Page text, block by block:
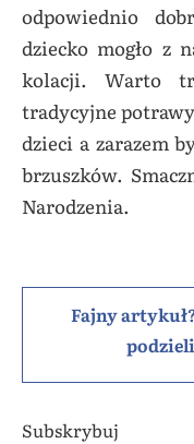
odpowiednio
dziecko mogło z
kolacji. Warto
tradycyjne
dzieci a zarazem
brzuszków.
Narodzenia.
Fajny
Subskrybuj